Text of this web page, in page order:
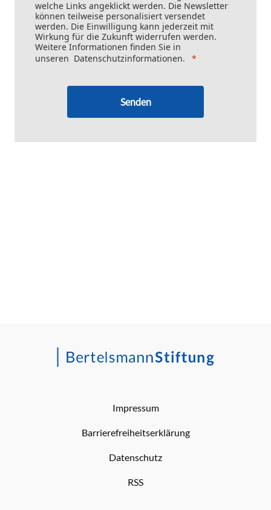
welche Links angeklickt werden. Die Newsletter
können teilweise personalisiert versendet
werden. Die Einwilligung kann jederzeit mit
Wirkung für die Zukunft widerrufen werden.
Weitere Informationen finden Sie in
unseren Datenschutzinformationen.
Senden
Impressum
Barrierefreiheitserklärung
Datenschutz
RSS